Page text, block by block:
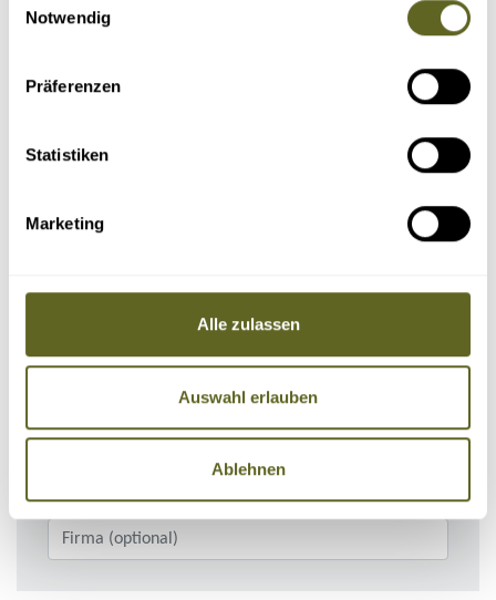
Notwendig
Präferenzen
Statistiken
Marketing
Alle zulassen
Auswahl erlauben
Ablehnen